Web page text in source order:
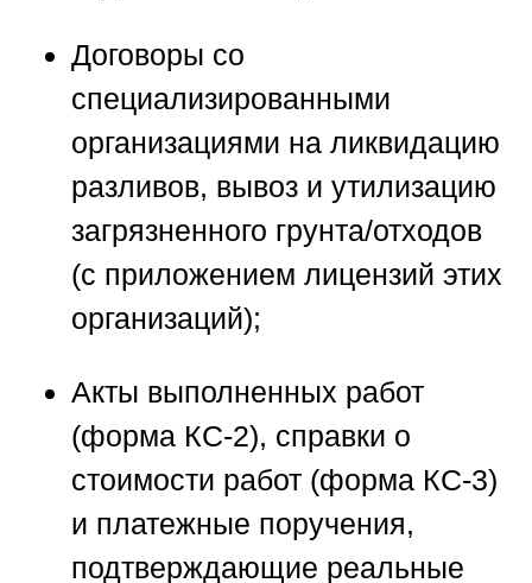
Договоры со
специализированными
организациями на ликвидацию
разливов, вывоз и утилизацию
загрязненного грунта/отходов
(с приложением лицензий этих
организаций);
Акты выполненных работ
(форма КС-2), справки о
стоимости работ (форма КС-3)
и платежные поручения,
подтверждающие реальные